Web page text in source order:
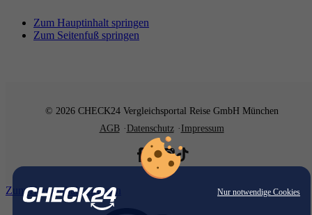
Nur notwendige Cookies
Zum Hauptinhalt springen
Zum Seitenfuß springen
© 2026 CHECK24 Vergleichsportal Reise GmbH München
AGB
Datenschutz Impressum
Zum Hauptinhalt springen